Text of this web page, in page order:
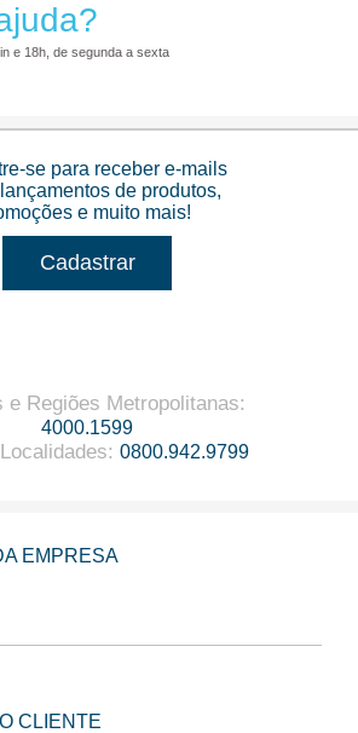
e 18h, de segunda a sexta
se para receber e-mails
de produtos,
e muito mais!
Cadastrar
e Regiões Metropolitanas:
4000.1599
: 0800.942.9799
EMPRESA
CLIENTE